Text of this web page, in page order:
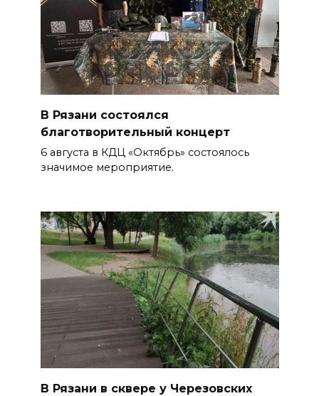
В Рязани состоялся
благотворительный концерт
6 августа в КДЦ «Октябрь» состоялось
значимое мероприятие.
В Рязани в сквере у Черезовских